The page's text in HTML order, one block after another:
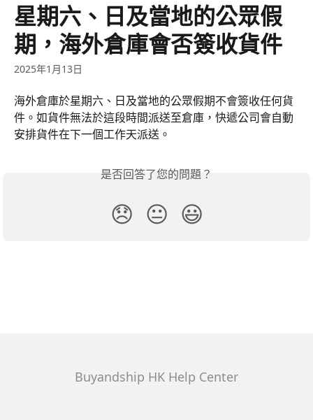
星期六、日及當地的公眾假
期，海外倉庫會否簽收貨件
2025年1月13日
海外倉庫於星期六、日及當地的公眾假期不會簽收任何貨
件。如貨件無法於這段時間派送至倉庫，快遞公司會自動
安排貨件在下一個工作天派送。
是否回答了您的問題？
😞 😐 😃
Buyandship HK Help Center